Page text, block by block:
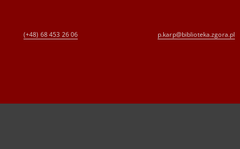
(+48) 68 453 26 06 p.karp@biblioteka.zgora.pl